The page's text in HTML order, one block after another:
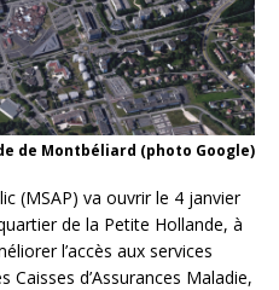
de Montbéliard (photo Google)
(MSAP) va ouvrir le 4 janvier
de la Petite Hollande, à
l’accès aux services
Caisses d’Assurances Maladie,